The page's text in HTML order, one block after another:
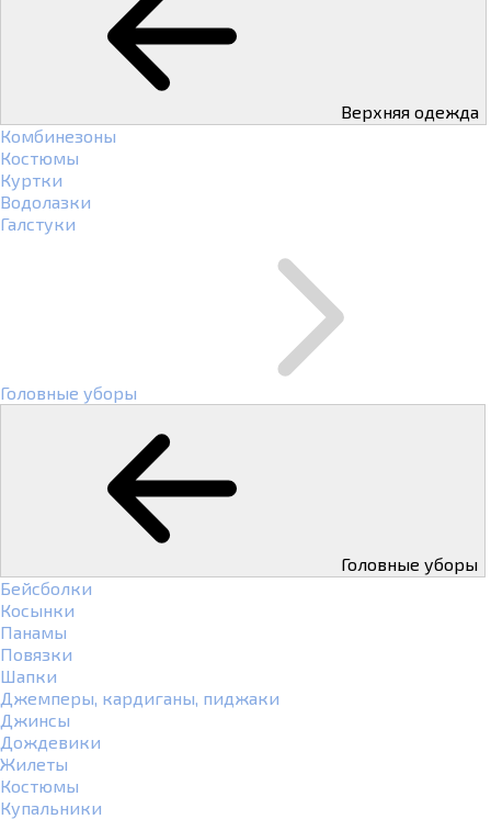
Верхняя одежда
Комбинезоны
Костюмы
Куртки
Водолазки
Галстуки
Головные уборы
Головные уборы
Бейсболки
Косынки
Панамы
Повязки
Шапки
Джемперы, кардиганы, пиджаки
Джинсы
Дождевики
Жилеты
Костюмы
Купальники